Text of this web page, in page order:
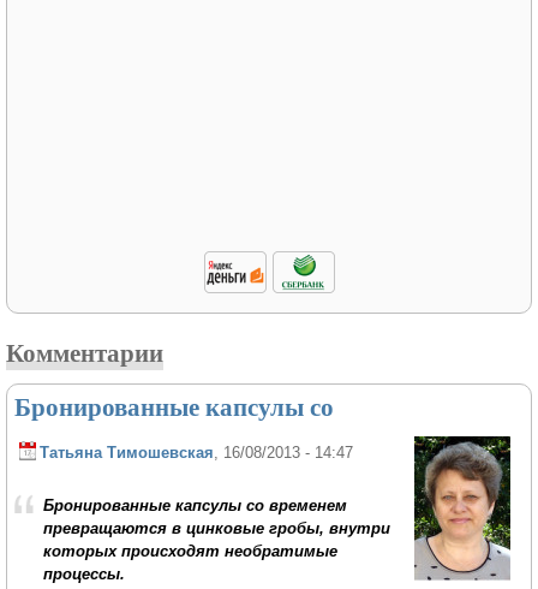
Комментарии
Бронированные капсулы со
Татьяна Тимошевская , 16/08/2013 - 14:47
Бронированные капсулы со временем
превращаются в цинковые гробы, внутри
которых происходят необратимые
процессы.